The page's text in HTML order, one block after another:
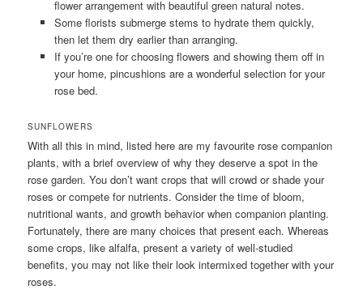
flower arrangement with beautiful green natural notes.
Some florists submerge stems to hydrate them quickly,
then let them dry earlier than arranging.
If you’re one for choosing flowers and showing them off in
your home, pincushions are a wonderful selection for your
rose bed.
SUNFLOWERS
With all this in mind, listed here are my favourite rose companion
plants, with a brief overview of why they deserve a spot in the
rose garden. You don’t want crops that will crowd or shade your
roses or compete for nutrients. Consider the time of bloom,
nutritional wants, and growth behavior when companion planting.
Fortunately, there are many choices that present each. Whereas
some crops, like alfalfa, present a variety of well-studied
benefits, you may not like their look intermixed together with your
roses.